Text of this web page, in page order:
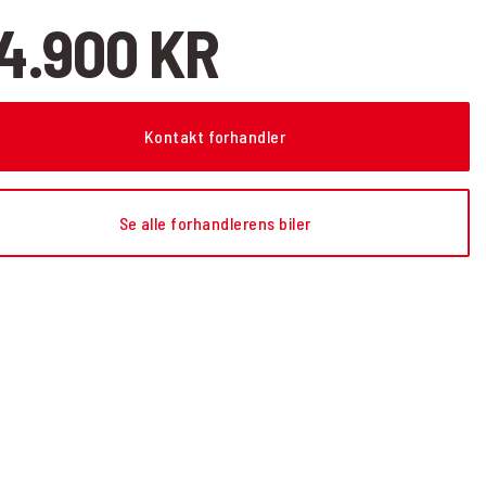
KR
Kontakt forhandler
Se alle forhandlerens biler